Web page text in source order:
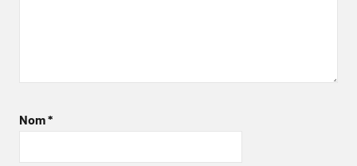
Nom*